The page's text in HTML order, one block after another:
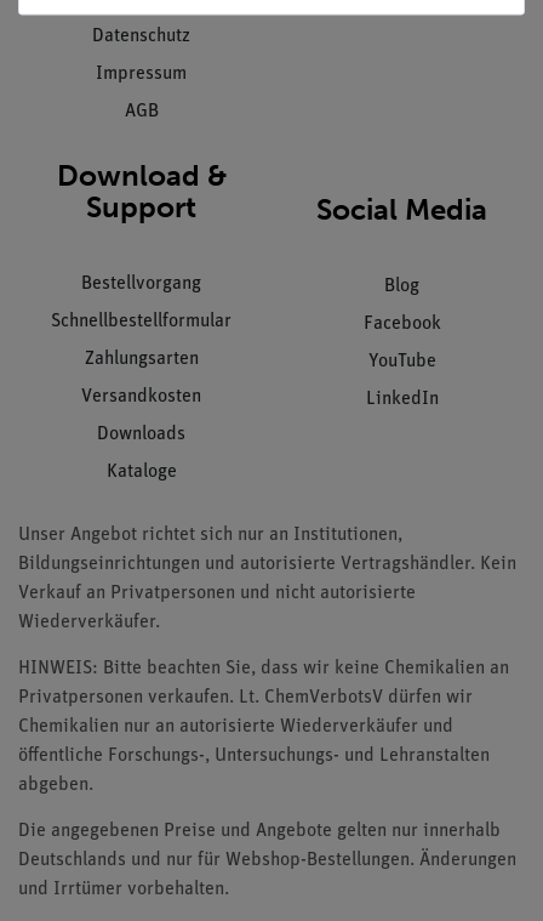
Datenschutz
Impressum
AGB
Download &
Support
Bestellvorgang
Schnellbestellformular
Zahlungsarten
Versandkosten
Downloads
Kataloge
Social Media
Blog
Facebook
YouTube
LinkedIn
Unser Angebot richtet sich nur an Institutionen,
Bildungseinrichtungen und autorisierte Vertragshändler. Kein
Verkauf an Privatpersonen und nicht autorisierte
Wiederverkäufer.
HINWEIS: Bitte beachten Sie, dass wir keine Chemikalien an
Privatpersonen verkaufen. Lt. ChemVerbotsV dürfen wir
Chemikalien nur an autorisierte Wiederverkäufer und
öffentliche Forschungs-, Untersuchungs- und Lehranstalten
abgeben.
Die angegebenen Preise und Angebote gelten nur innerhalb
Deutschlands und nur für Webshop-Bestellungen. Änderungen
und Irrtümer vorbehalten.